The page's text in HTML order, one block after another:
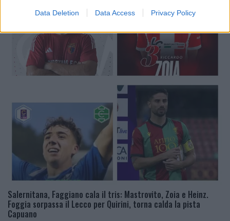
Data Deletion Data Access Privacy Policy
Salernitana, Faggiano cala il tris: Mastrovito, Zoia e Heinz.
Foggia sorpassa il Lecco per Quirini, torna calda la pista
Capuano